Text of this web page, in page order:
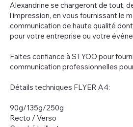
Alexandrine se chargeront de tout,
l’impression, en vous fournissant le
communication de haute qualité
pour votre entreprise ou votre
Faites confiance à STYOO pour
communication professionnelles
Détails techniques FLYER A4:
90g/135g/250g
Recto / Verso